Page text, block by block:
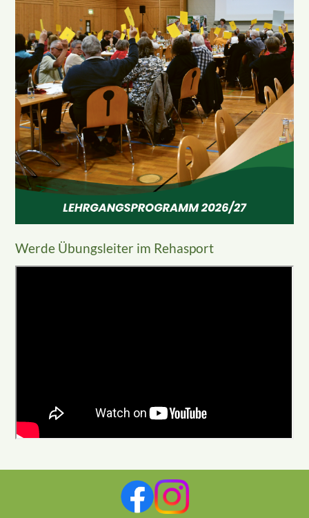
Werde Übungsleiter im Rehasport